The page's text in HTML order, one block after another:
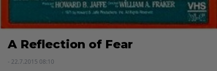
A Reflection of Fear
- 22.7.2015 08:10